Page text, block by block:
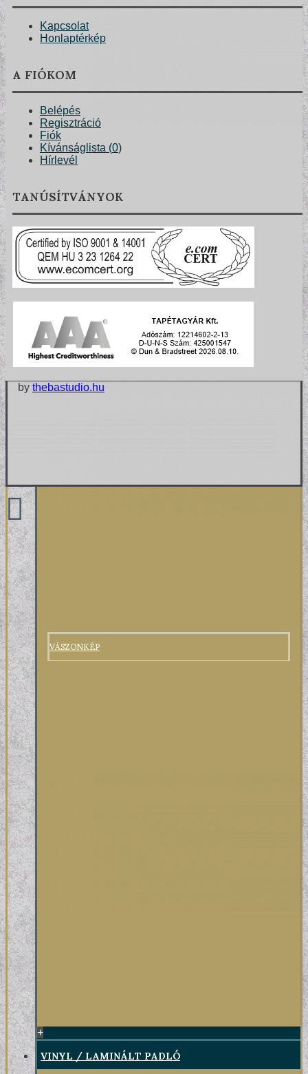
POSZTER TAPÉTÁK
VÁSZONKÉP
+
VINYL / LAMINÁLT PADLÓ
Kapcsolat
Honlaptérkép
A FIÓKOM
Belépés
Regisztráció
Fiók
Kívánságlista (0)
Hírlevél
TANÚSÍTVÁNYOK
by thebastudio.hu